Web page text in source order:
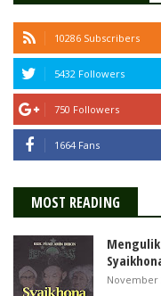
10286 Subscribers
5432 Followers
750 Followers
1664 Fans
MOST READING
November